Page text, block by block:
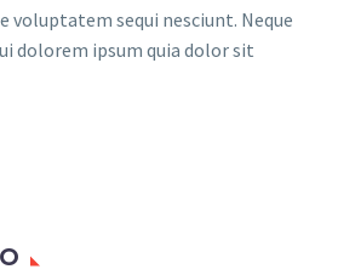
voluptatem sequi nesciunt. Neque
dolorem ipsum quia dolor sit